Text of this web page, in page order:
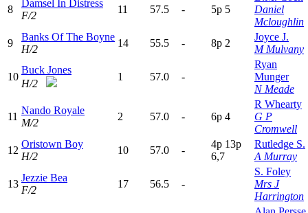
8
Damsel In Distress
F/2
11 57.5 - 5p 5
Daniel
Mcloughlin
9
Banks Of The Boyne
H/2
14 55.5 - 8p 2
Joyce J.
M Mulvany
10
Buck Jones
H/2
1 57.0 -
Ryan
Munger
N Meade
11
Nando Royale
M/2
2 57.0 - 6p 4
R Whearty
G P
Cromwell
12
Oristown Boy
H/2
10 57.0 -
4p 13p
6,7
Rutledge S.
A Murray
13
Jezzie Bea
F/2
17 56.5 -
S. Foley
Mrs J
Harrington